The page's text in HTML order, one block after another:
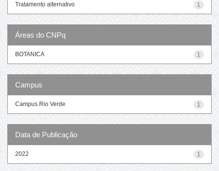
1
Tratamento alternativo
Áreas do CNPq
1
BOTANICA
Campus
1
Campus Rio Verde
Data de Publicação
1
2022